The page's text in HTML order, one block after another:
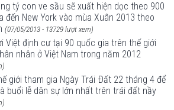
tỷ con ve sầu sẽ xuất hiện dọc theo 900
đến New York vào mùa Xuân 2013 theo
(07/05/2013 - 13729 lượt xem)
Việt định cư tại 90 quốc gia trên thế giới
nhân ở Việt Nam trong năm 2012
giới tham gia Ngày Trái Ðất 22 tháng 4 để
buổi lễ dân sự lớn nhất trên trái đất nầy